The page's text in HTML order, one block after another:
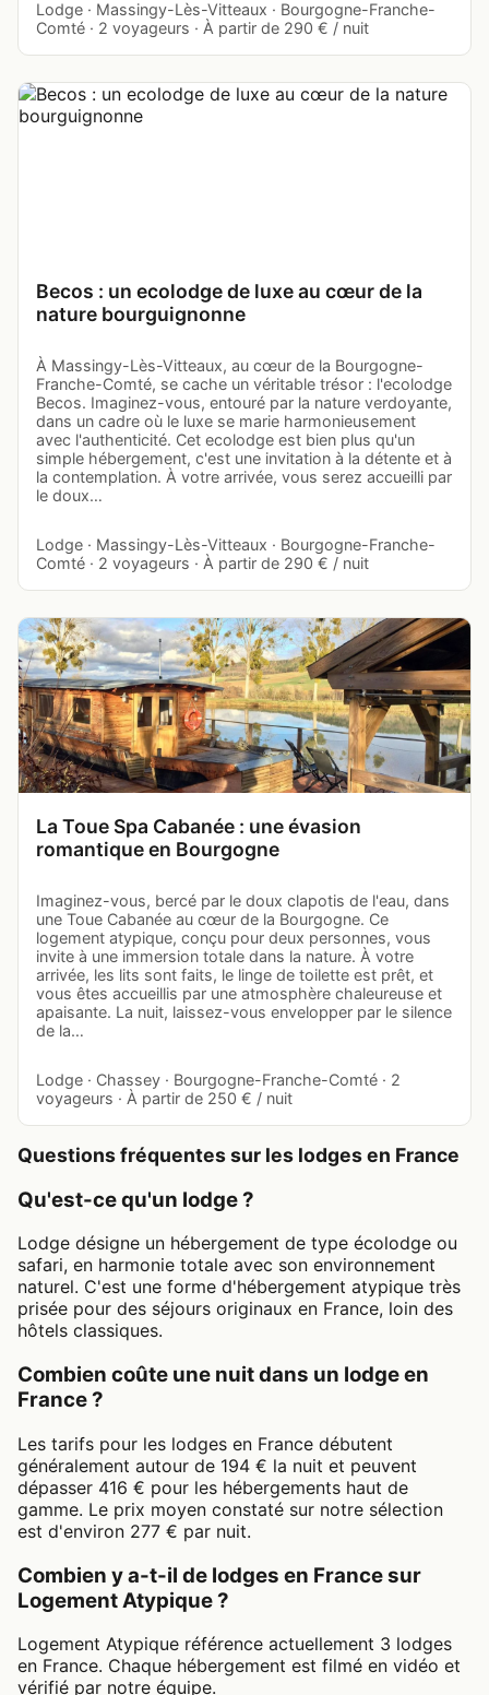
Lodge · Massingy-Lès-Vitteaux · Bourgogne-Franche-
Comté · 2 voyageurs · À partir de 290 € / nuit
Becos : un ecolodge de luxe au cœur de la
nature bourguignonne
À Massingy-Lès-Vitteaux, au cœur de la Bourgogne-
Franche-Comté, se cache un véritable trésor : l'ecolodge
Becos. Imaginez-vous, entouré par la nature verdoyante,
dans un cadre où le luxe se marie harmonieusement
avec l'authenticité. Cet ecolodge est bien plus qu'un
simple hébergement, c'est une invitation à la détente et à
la contemplation. À votre arrivée, vous serez accueilli par
le doux…
Lodge · Massingy-Lès-Vitteaux · Bourgogne-Franche-
Comté · 2 voyageurs · À partir de 290 € / nuit
La Toue Spa Cabanée : une évasion
romantique en Bourgogne
Imaginez-vous, bercé par le doux clapotis de l'eau, dans
une Toue Cabanée au cœur de la Bourgogne. Ce
logement atypique, conçu pour deux personnes, vous
invite à une immersion totale dans la nature. À votre
arrivée, les lits sont faits, le linge de toilette est prêt, et
vous êtes accueillis par une atmosphère chaleureuse et
apaisante. La nuit, laissez-vous envelopper par le silence
de la…
Lodge · Chassey · Bourgogne-Franche-Comté · 2
voyageurs · À partir de 250 € / nuit
Questions fréquentes sur les lodges en France
Qu'est-ce qu'un lodge ?
Lodge désigne un hébergement de type écolodge ou
safari, en harmonie totale avec son environnement
naturel. C'est une forme d'hébergement atypique très
prisée pour des séjours originaux en France, loin des
hôtels classiques.
Combien coûte une nuit dans un lodge en
France ?
Les tarifs pour les lodges en France débutent
généralement autour de 194 € la nuit et peuvent
dépasser 416 € pour les hébergements haut de
gamme. Le prix moyen constaté sur notre sélection
est d'environ 277 € par nuit.
Combien y a-t-il de lodges en France sur
Logement Atypique ?
Logement Atypique référence actuellement 3 lodges
en France. Chaque hébergement est filmé en vidéo et
vérifié par notre équipe.